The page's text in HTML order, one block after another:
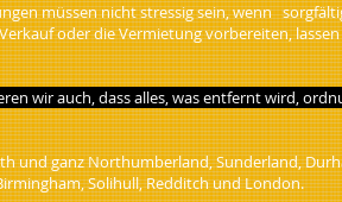
müssen nicht stressig sein, wenn
oder die Vermietung vorbereiten,
wir auch, dass alles, was entfernt wird,
und ganz Northumberland, Sunderland,
Solihull, Redditch und London.